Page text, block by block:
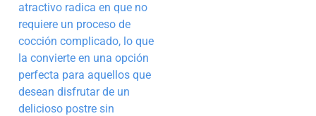
atractivo radica en que no
requiere un proceso de
cocción complicado, lo que
la convierte en una opción
perfecta para aquellos que
desean disfrutar de un
delicioso postre sin